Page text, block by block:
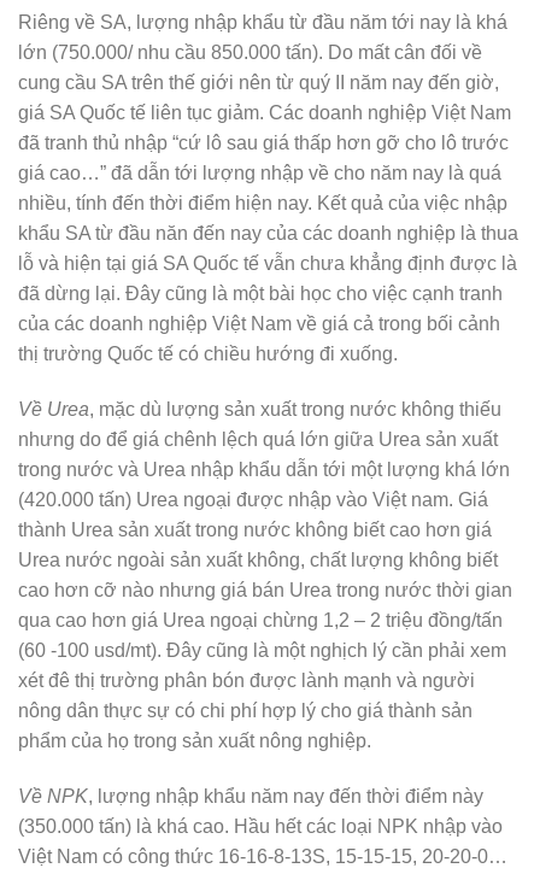
Riêng về SA, lượng nhập khẩu từ đầu năm tới nay là khá
lớn (750.000/ nhu cầu 850.000 tấn). Do mất cân đối về
cung cầu SA trên thế giới nên từ quý II năm nay đến giờ,
giá SA Quốc tế liên tục giảm. Các doanh nghiệp Việt Nam
đã tranh thủ nhập “cứ lô sau giá thấp hơn gỡ cho lô trước
giá cao…” đã dẫn tới lượng nhập về cho năm nay là quá
nhiều, tính đến thời điểm hiện nay. Kết quả của việc nhập
khẩu SA từ đầu năn đến nay của các doanh nghiệp là thua
lỗ và hiện tại giá SA Quốc tế vẫn chưa khẳng định được là
đã dừng lại. Đây cũng là một bài học cho việc cạnh tranh
của các doanh nghiệp Việt Nam về giá cả trong bối cảnh
thị trường Quốc tế có chiều hướng đi xuống.
Về Urea, mặc dù lượng sản xuất trong nước không thiếu
nhưng do để giá chênh lệch quá lớn giữa Urea sản xuất
trong nước và Urea nhập khẩu dẫn tới một lượng khá lớn
(420.000 tấn) Urea ngoại được nhập vào Việt nam. Giá
thành Urea sản xuất trong nước không biết cao hơn giá
Urea nước ngoài sản xuất không, chất lượng không biết
cao hơn cỡ nào nhưng giá bán Urea trong nước thời gian
qua cao hơn giá Urea ngoại chừng 1,2 – 2 triệu đồng/tấn
(60 -100 usd/mt). Đây cũng là một nghịch lý cần phải xem
xét đê thị trường phân bón được lành mạnh và người
nông dân thực sự có chi phí hợp lý cho giá thành sản
phẩm của họ trong sản xuất nông nghiệp.
Về NPK, lượng nhập khẩu năm nay đến thời điểm này
(350.000 tấn) là khá cao. Hầu hết các loại NPK nhập vào
Việt Nam có công thức 16-16-8-13S, 15-15-15, 20-20-0…